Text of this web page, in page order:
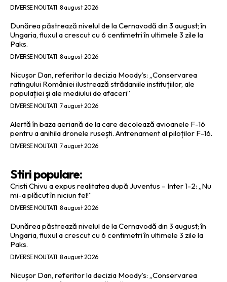
DIVERSE NOUTATI 8 august 2026
Dunărea păstrează nivelul de la Cernavodă din 3 august; în
Ungaria, fluxul a crescut cu 6 centimetri în ultimele 3 zile la
Paks.
DIVERSE NOUTATI 8 august 2026
Nicușor Dan, referitor la decizia Moody’s: „Conservarea
ratingului României ilustrează strădaniile instituțiilor, ale
populației și ale mediului de afaceri”
DIVERSE NOUTATI 7 august 2026
Alertă în baza aeriană de la care decolează avioanele F-16
pentru a anihila dronele rusești. Antrenament al piloților F-16.
DIVERSE NOUTATI 7 august 2026
Stiri populare:
Cristi Chivu a expus realitatea după Juventus – Inter 1-2: „Nu
mi-a plăcut în niciun fel!”
DIVERSE NOUTATI 8 august 2026
Dunărea păstrează nivelul de la Cernavodă din 3 august; în
Ungaria, fluxul a crescut cu 6 centimetri în ultimele 3 zile la
Paks.
DIVERSE NOUTATI 8 august 2026
Nicușor Dan, referitor la decizia Moody’s: „Conservarea